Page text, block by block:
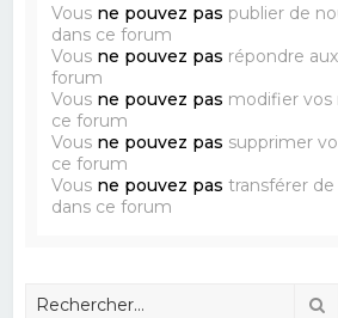
Vous ne pouvez pas publier de
dans ce forum
Vous ne pouvez pas répondre
forum
Vous ne pouvez pas modifier vos
ce forum
Vous ne pouvez pas supprimer
ce forum
Vous ne pouvez pas transférer
dans ce forum